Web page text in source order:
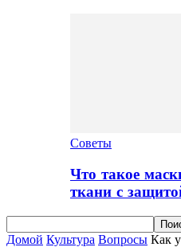
Советы
Что такое
ткани с
Домой Культура Вопросы Как